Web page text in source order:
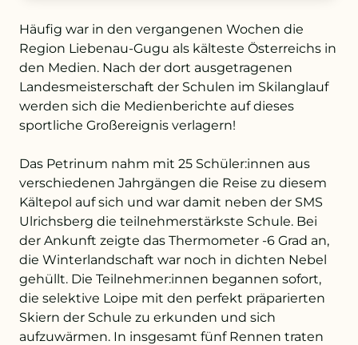
schule@petrinum.at
Stellenangebote
Logout
Häufig war in den vergangenen Wochen die
Region Liebenau-Gugu als kälteste Österreichs in
den Medien. Nach der dort ausgetragenen
Landesmeisterschaft der Schulen im Skilanglauf
werden sich die Medienberichte auf dieses
sportliche Großereignis verlagern!
Das Petrinum nahm mit 25 Schüler:innen aus
verschiedenen Jahrgängen die Reise zu diesem
Kältepol auf sich und war damit neben der SMS
Ulrichsberg die teilnehmerstärkste Schule. Bei
der Ankunft zeigte das Thermometer -6 Grad an,
die Winterlandschaft war noch in dichten Nebel
gehüllt. Die Teilnehmer:innen begannen sofort,
die selektive Loipe mit den perfekt präparierten
Skiern der Schule zu erkunden und sich
aufzuwärmen. In insgesamt fünf Rennen traten